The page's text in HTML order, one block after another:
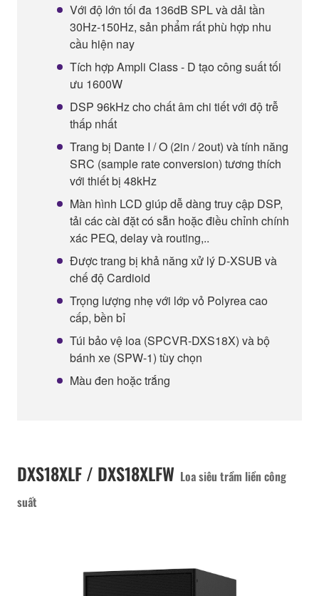
Với độ lớn tối đa 136dB SPL và dải tần
30Hz-150Hz, sản phẩm rất phù hợp nhu
cầu hiện nay
Tích hợp Ampli Class - D tạo công suất tối
ưu 1600W
DSP 96kHz cho chất âm chi tiết với độ trễ
thấp nhất
Trang bị Dante I / O (2in / 2out) và tính năng
SRC (sample rate conversion) tương thích
với thiết bị 48kHz
Màn hình LCD giúp dễ dàng truy cập DSP,
tải các cài đặt có sẵn hoặc điều chỉnh chính
xác PEQ, delay và routing,..
Được trang bị khả năng xử lý D-XSUB và
chế độ Cardioid
Trọng lượng nhẹ với lớp vỏ Polyrea cao
cấp, bền bỉ
Túi bảo vệ loa (SPCVR-DXS18X) và bộ
bánh xe (SPW-1) tùy chọn
Màu đen hoặc trắng
DXS18XLF / DXS18XLFW Loa siêu trầm liền công
suất